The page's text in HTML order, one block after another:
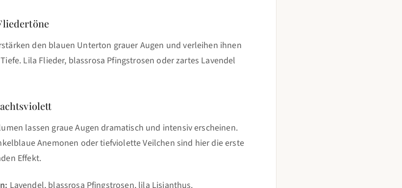
den blauen Unterton grauer Augen und verleihen ihnen
Lila Flieder, blassrosa Pfingstrosen oder zartes Lavendel
lassen graue Augen dramatisch und intensiv erscheinen.
Anemonen oder tiefviolette Veilchen sind hier die erste
Effekt.
Lavendel, blassrosa Pfingstrosen, lila Lisianthus.